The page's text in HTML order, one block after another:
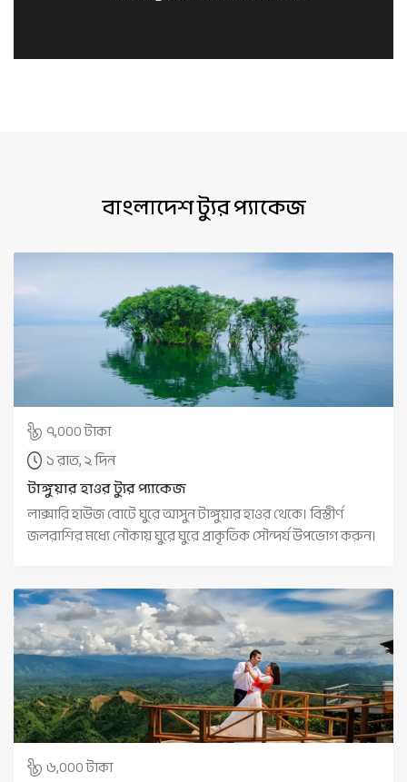
বাংলাদেশ ট্যুর প্যাকেজ
৭,০০০ টাকা
১ রাত, ২ দিন
টাঙ্গুয়ার হাওর ট্যুর প্যাকেজ
লাক্সারি হাউজ বোটে ঘুরে আসুন টাঙ্গুয়ার হাওর থেকে। বিস্তীর্ণ
জলরাশির মধ্যে নৌকায় ঘুরে ঘুরে প্রাকৃতিক সৌন্দর্য উপভোগ করুন।
৬,০০০ টাকা